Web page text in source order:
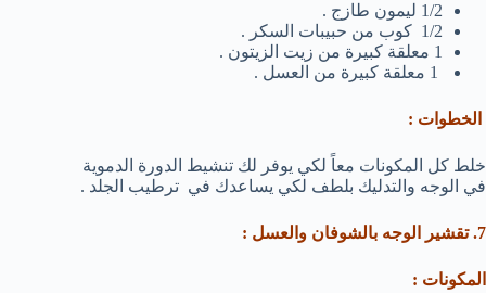
1/2 ليمون طازج .
1/2 كوب من حبيبات السكر .
1 معلقة كبيرة من زيت الزيتون .
الخطوات :
خلط كل المكونات معاً لكي يوفر لك تنشيط الدورة الدموية
في الوجه والتدليك بلطف لكي يساعدك في ترطيب الجلد .
7. تقشير الوجه بالشوفان والعسل :
المكونات :